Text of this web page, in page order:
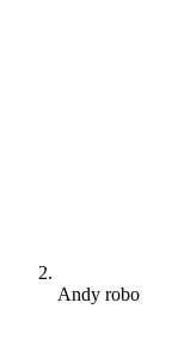
Andy robo